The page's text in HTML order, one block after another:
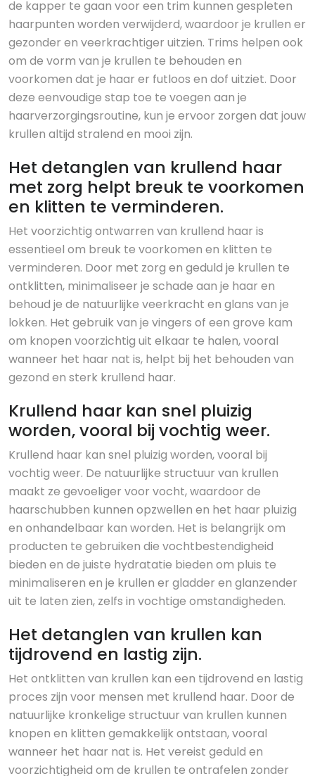
de kapper te gaan voor een trim kunnen gespleten
haarpunten worden verwijderd, waardoor je krullen er
gezonder en veerkrachtiger uitzien. Trims helpen ook
om de vorm van je krullen te behouden en
voorkomen dat je haar er futloos en dof uitziet. Door
deze eenvoudige stap toe te voegen aan je
haarverzorgingsroutine, kun je ervoor zorgen dat jouw
krullen altijd stralend en mooi zijn.
Het detanglen van krullend haar
met zorg helpt breuk te voorkomen
en klitten te verminderen.
Het voorzichtig ontwarren van krullend haar is
essentieel om breuk te voorkomen en klitten te
verminderen. Door met zorg en geduld je krullen te
ontklitten, minimaliseer je schade aan je haar en
behoud je de natuurlijke veerkracht en glans van je
lokken. Het gebruik van je vingers of een grove kam
om knopen voorzichtig uit elkaar te halen, vooral
wanneer het haar nat is, helpt bij het behouden van
gezond en sterk krullend haar.
Krullend haar kan snel pluizig
worden, vooral bij vochtig weer.
Krullend haar kan snel pluizig worden, vooral bij
vochtig weer. De natuurlijke structuur van krullen
maakt ze gevoeliger voor vocht, waardoor de
haarschubben kunnen opzwellen en het haar pluizig
en onhandelbaar kan worden. Het is belangrijk om
producten te gebruiken die vochtbestendigheid
bieden en de juiste hydratatie bieden om pluis te
minimaliseren en je krullen er gladder en glanzender
uit te laten zien, zelfs in vochtige omstandigheden.
Het detanglen van krullen kan
tijdrovend en lastig zijn.
Het ontklitten van krullen kan een tijdrovend en lastig
proces zijn voor mensen met krullend haar. Door de
natuurlijke kronkelige structuur van krullen kunnen
knopen en klitten gemakkelijk ontstaan, vooral
wanneer het haar nat is. Het vereist geduld en
voorzichtigheid om de krullen te ontrafelen zonder